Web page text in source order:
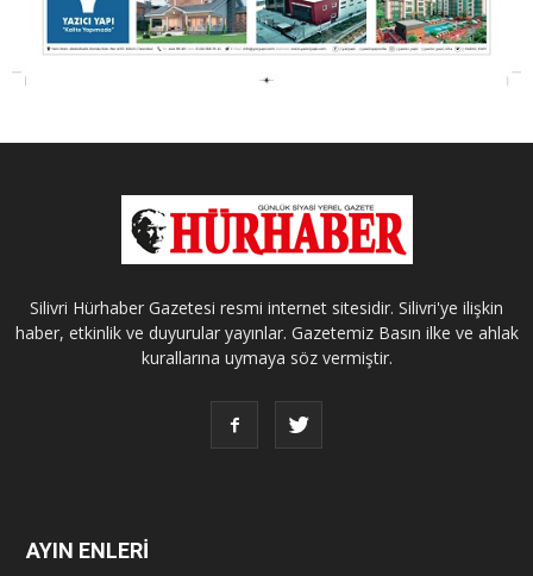
Silivri Hürhaber Gazetesi resmi internet sitesidir. Silivri'ye ilişkin
haber, etkinlik ve duyurular yayınlar. Gazetemiz Basın ilke ve ahlak
kurallarına uymaya söz vermiştir.
AYIN ENLERİ